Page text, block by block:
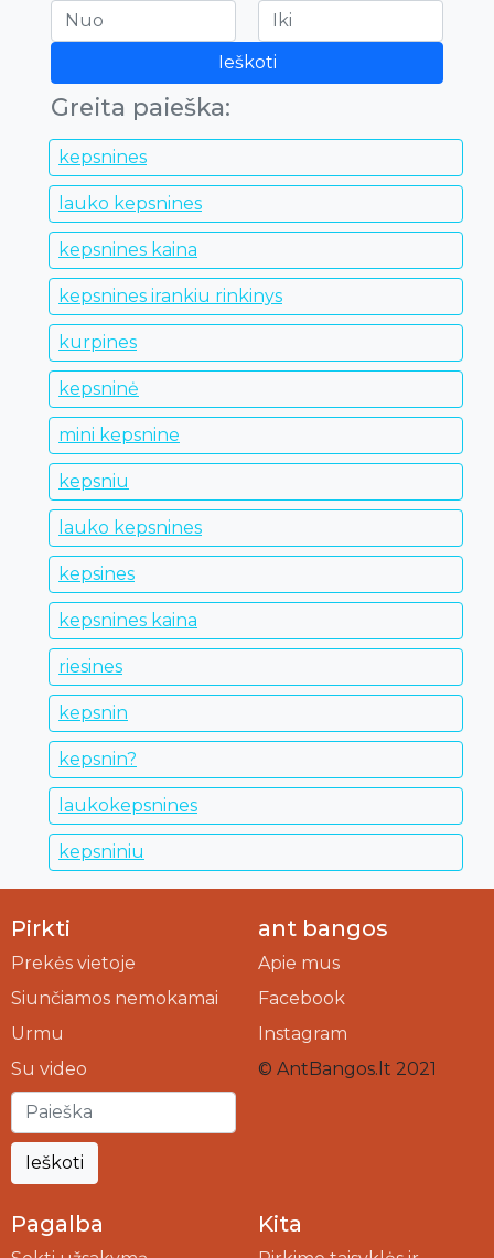
Ieškoti
Greita paieška:
kepsnines
lauko kepsnines
kepsnines kaina
kepsnines irankiu rinkinys
kurpines
kepsninė
mini kepsnine
kepsniu
lauko kepsnines
kepsines
kepsnines kaina
riesines
kepsnin
kepsnin?
laukokepsnines
kepsniniu
Pirkti
Prekės vietoje
Siunčiamos nemokamai
Urmu
Su video
Ieškoti
ant bangos
Apie mus
Facebook
Instagram
© AntBangos.lt 2021
Pagalba Kita